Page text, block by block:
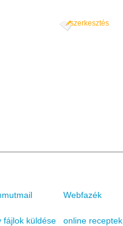
szerkesztés
Webfazék
fájlok küldése online receptek